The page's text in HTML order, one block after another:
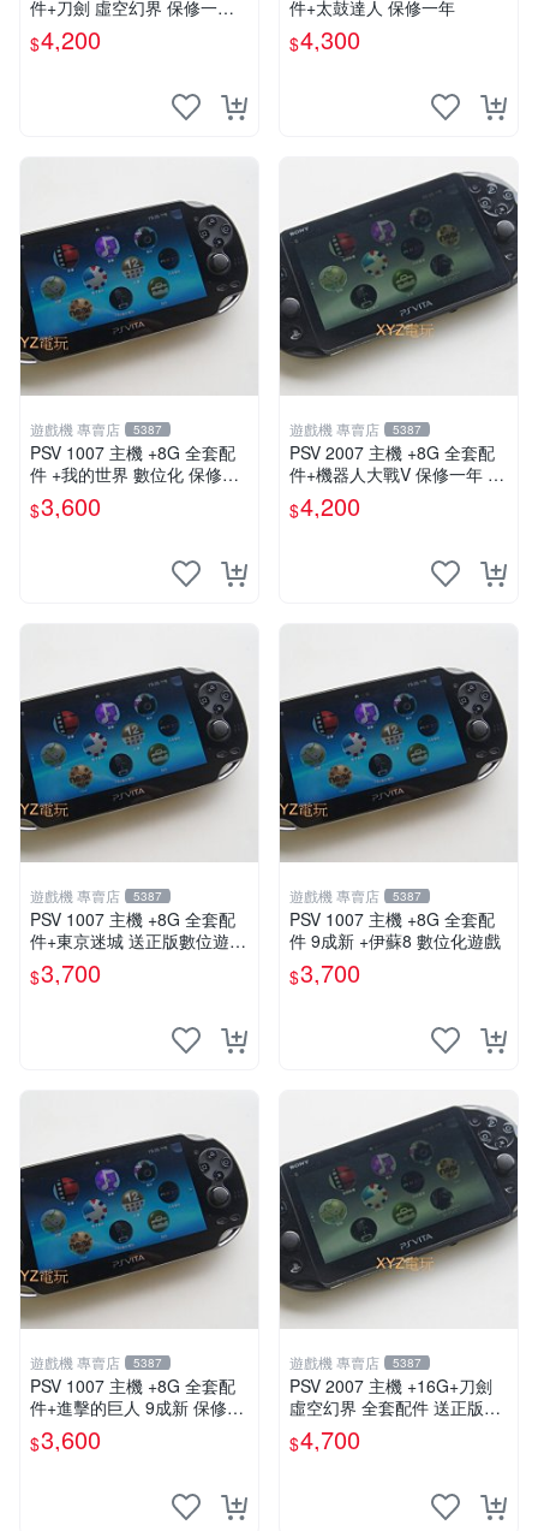
件+刀劍 虛空幻界 保修一年
品質有保障
$4,200
件+太鼓達人 保修一年
$4,300
遊戲機 專賣店 5387
PSV 1007 主機 +8G 全套配
件 +我的世界 數位化 保修一
年 品質有保障 psv1007
$3,600
遊戲機 專賣店 5387
PSV 2007 主機 +8G 全套配
件+機器人大戰V 保修一年 品
質有保障
$4,200
遊戲機 專賣店 5387
PSV 1007 主機 +8G 全套配
件+東京迷城 送正版數位遊戲
$3,700
遊戲機 專賣店 5387
PSV 1007 主機 +8G 全套配
件 9成新 +伊蘇8 數位化遊戲
$3,700
遊戲機 專賣店 5387
PSV 1007 主機 +8G 全套配
件+進擊的巨人 9成新 保修一
年 品質有保障
$3,600
遊戲機 專賣店 5387
PSV 2007 主機 +16G+刀劍
虛空幻界 全套配件 送正版遊
$4,700